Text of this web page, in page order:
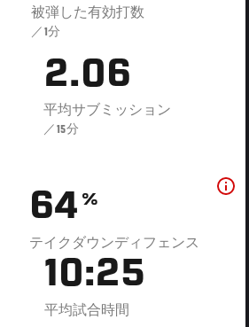
被弾した有効打数
／1分
2.06
平均サブミッション
／15分
64 %
テイクダウンディフェンス
10:25
平均試合時間